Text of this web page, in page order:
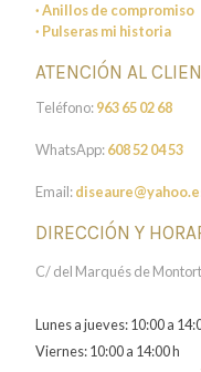
· Anillos de compromiso
· Pulseras mi historia
ATENCIÓN AL
Teléfono:963 65 02 68
WhatsApp:608 52 04 53
Email:
DIRECCIÓN Y
C/ del Marqués de
Lunes a jueves: 10:00 a
Viernes: 10:00 a 14:00 h